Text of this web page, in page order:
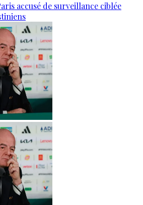
accusé de surveillance ciblée